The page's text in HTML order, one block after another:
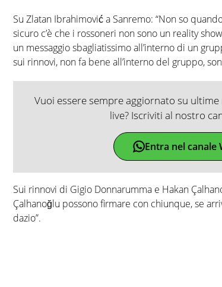
Su Zlatan Ibrahimović a Sanremo: “Non so
sicuro c’è che i rossoneri non sono un reality
un messaggio sbagliatissimo all’interno di un
sui rinnovi, non fa bene all’interno del gruppo,
Vuoi essere sempre aggiornato su
live? Iscriviti al nostro
Entra nel canale
Sui rinnovi di Gigio Donnarumma e Hakan
Çalhanoğlu possono firmare con chiunque, se
dazio”.